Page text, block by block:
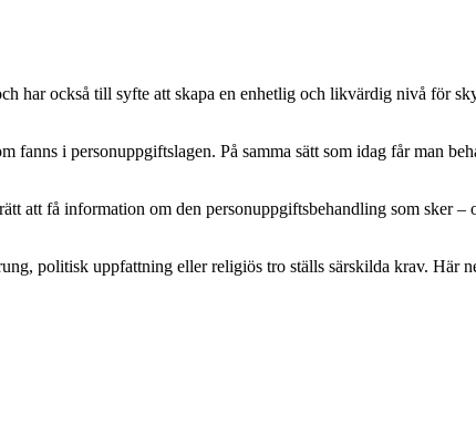
har också till syfte att skapa en enhetlig och likvärdig nivå för
fanns i personuppgiftslagen. På samma sätt som idag får man
att få information om den personuppgiftsbehandling som sker
politisk uppfattning eller religiös tro ställs särskilda krav. Här